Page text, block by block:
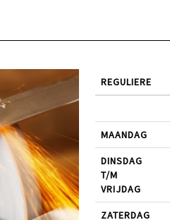
REGULIERE
MAANDAG
DINSDAG
T/M
VRIJDAG
ZATERDAG